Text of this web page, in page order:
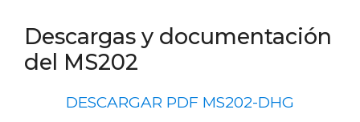
Descargas y documentación
del MS202
DESCARGAR PDF MS202-DHG